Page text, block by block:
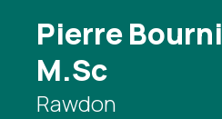
Pierre
M.Sc
Rawdon